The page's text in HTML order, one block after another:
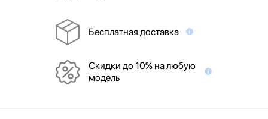
Бесплатная доставка
Скидки до 10% на любую
модель